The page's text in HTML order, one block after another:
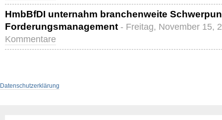
HmbBfDI unternahm branchenweite
Forderungsmanagement - Freitag, November 15,
Kommentare
Datenschutzerklärung